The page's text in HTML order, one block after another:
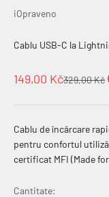
iOpraveno
Cablu USB-C la
Preț redus
149,00 KčPreț normal
329,00 Kč
Cablu de încărcare
pentru confortul
certificat MFI (Made
Cantitate: